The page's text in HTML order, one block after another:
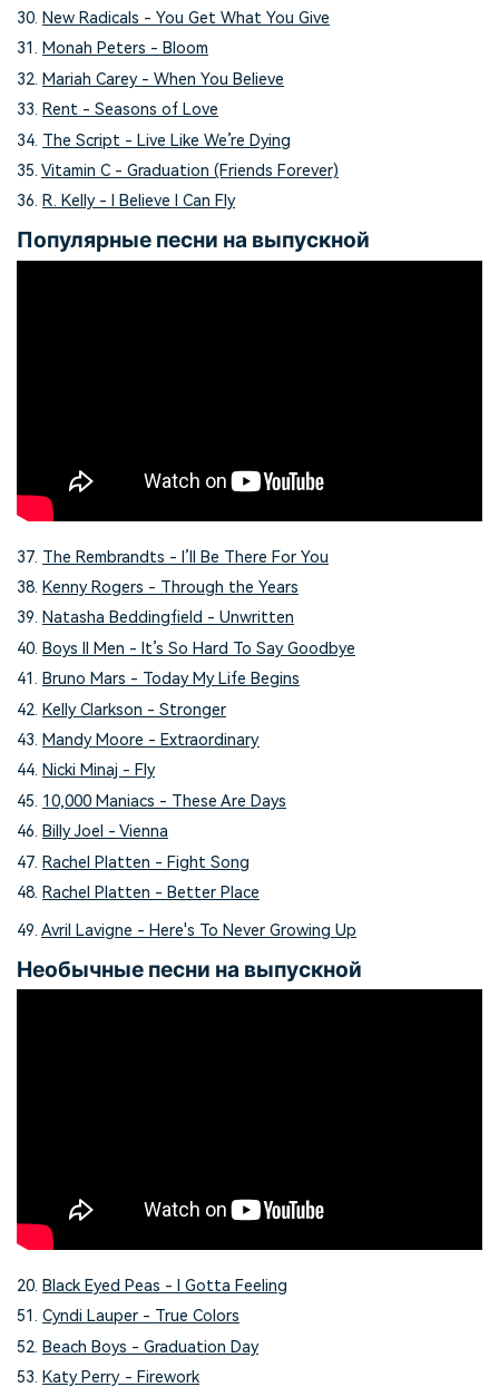
30. New Radicals - You Get What You Give
31. Monah Peters - Bloom
32. Mariah Carey - When You Believe
33. Rent - Seasons of Love
34. The Script - Live Like We’re Dying
35. Vitamin C - Graduation (Friends Forever)
36. R. Kelly - I Believe I Can Fly
Популярные песни на выпускной
37. The Rembrandts - I’ll Be There For You
38. Kenny Rogers - Through the Years
39. Natasha Beddingfield - Unwritten
40. Boys II Men - It’s So Hard To Say Goodbye
41. Bruno Mars - Today My Life Begins
42. Kelly Clarkson - Stronger
43. Mandy Moore - Extraordinary
44. Nicki Minaj - Fly
45. 10,000 Maniacs - These Are Days
46. Billy Joel - Vienna
47. Rachel Platten - Fight Song
48. Rachel Platten - Better Place
49. Avril Lavigne - Here's To Never Growing Up
Необычные песни на выпускной
20. Black Eyed Peas - I Gotta Feeling
51. Cyndi Lauper - True Colors
52. Beach Boys - Graduation Day
53. Katy Perry - Firework